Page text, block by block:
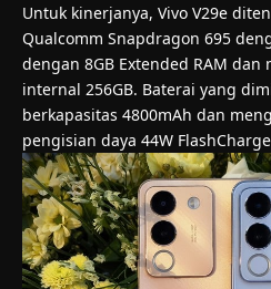
Untuk kinerjanya, Vivo V29e
Qualcomm Snapdragon 695
dengan 8GB Extended RAM
internal 256GB. Baterai yang
berkapasitas 4800mAh dan
pengisian daya 44W